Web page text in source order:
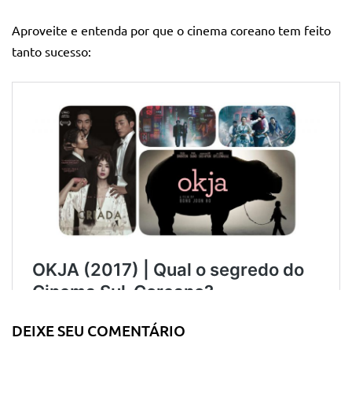
Aproveite e entenda por que o cinema coreano tem feito
tanto sucesso:
DEIXE SEU COMENTÁRIO